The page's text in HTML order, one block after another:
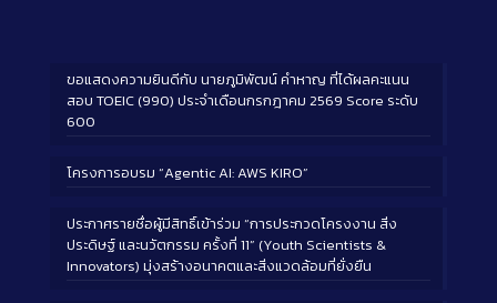
ขอแสดงความยินดีกับ นายภูมิพัฒน์ คำหาญ ที่ได้ผลคะแนน
สอบ TOEIC (990) ประจำเดือนกรกฎาคม 2569 Score ระดับ
600
โครงการอบรม “Agentic AI: AWS KIRO”
ประกาศรายชื่อผู้มีสิทธิ์เข้าร่วม “การประกวดโครงงาน สิ่ง
ประดิษฐ์ และนวัตกรรม ครั้งที่ 11” (Youth Scientists &
Innovators) มุ่งสร้างอนาคตและสิ่งแวดล้อมที่ยั่งยืน